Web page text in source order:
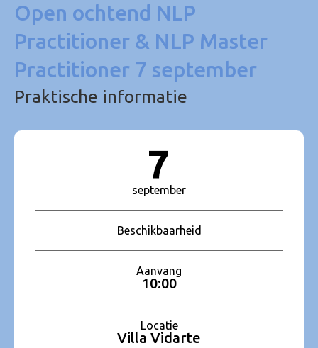
Open ochtend NLP
Practitioner & NLP Master
Practitioner 7 september
Praktische informatie
7
september
Beschikbaarheid
Aanvang
10:00
Locatie
Villa Vidarte